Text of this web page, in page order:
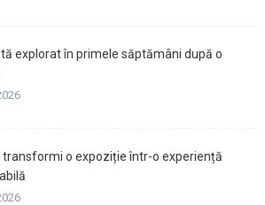
explorat în primele săptămâni după o
transformi o expoziție într-o experiență